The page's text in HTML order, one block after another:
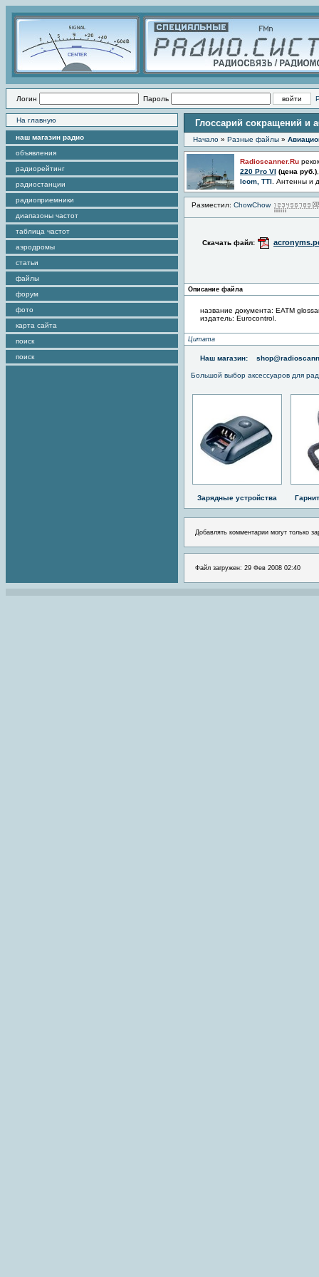
Логин Пароль
На главную
наш магазин радио
объявления
радиорейтинг
радиостанции
радиоприемники
диапазоны частот
таблица частот
аэродромы
статьи
файлы
форум
фото
карта сайта
поиск
поиск
Глоссарий сокращений и
Начало » Разные файлы »
Radioscanner.Ru
220 Pro VI (цена руб.)
Icom, TTI . Антенны и
Разместил: ChowChow
Скачать файл:
Описание файла
название документа: EATM
издатель: Eurocontrol.
Цитата
Наш магазин:
Большой выбор аксессуаров для
Зарядные устройства
Добавлять комментарии могут только
Файл загружен: 29 Фев 2008 02:40